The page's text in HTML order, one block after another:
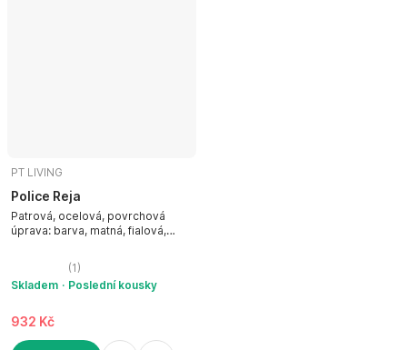
PT LIVING
Police Reja
Patrová, ocelová, povrchová
úprava: barva, matná, fialová,
(1 )
Skladem
Poslední kousky
932 Kč